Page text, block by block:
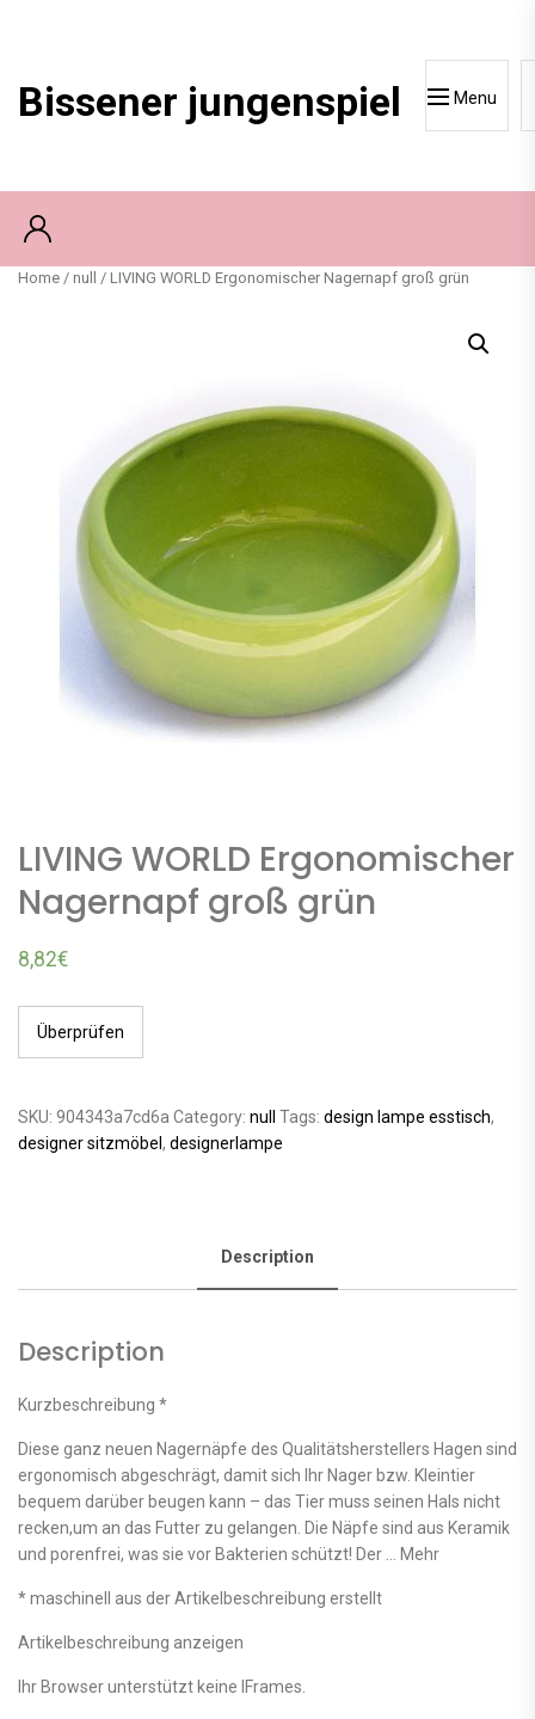
Bissener jungenspiel Menu
Home / null / LIVING WORLD Ergonomischer Nagernapf groß grün
LIVING WORLD Ergonomischer
Nagernapf groß grün
8,82€
Überprüfen
SKU: 904343a7cd6a Category: null Tags: design lampe esstisch,
designer sitzmöbel , designerlampe
Description
Description
Kurzbeschreibung *
Diese ganz neuen Nagernäpfe des Qualitätsherstellers Hagen sind
ergonomisch abgeschrägt, damit sich Ihr Nager bzw. Kleintier
bequem darüber beugen kann – das Tier muss seinen Hals nicht
recken,um an das Futter zu gelangen. Die Näpfe sind aus Keramik
und porenfrei, was sie vor Bakterien schützt! Der … Mehr
* maschinell aus der Artikelbeschreibung erstellt
Artikelbeschreibung anzeigen
Ihr Browser unterstützt keine IFrames.